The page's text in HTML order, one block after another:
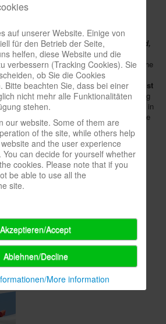
stoking anticipation of Christmas.
and new games such asCarson City,
Die Burgen von Burgund, Elfenland,
Luxoror Rajas of the Ganges
can be found in ourspielbox shopwhere the
But you should be quick if you want to
discount: all orders received until August
(CET) pay only € 39.99plus shipping
We ship immediately after publication in
be enclosed in German and English. The
auf unserer Website. Einige von
für den Betrieb der Seite,
helfen, diese Website und die
verbessern (Tracking Cookies). Sie
ob Sie die Cookies
Bitte beachten Sie, dass bei einer
nicht mehr alle Funktionalitäten
stehen.
our website. Some of them are
of the site, while others help
and the user experience
You can decide for yourself whether
cookies. Please note that if you
be able to use all the
site.
Akzeptieren/Accept
Ablehnen/Decline
More information